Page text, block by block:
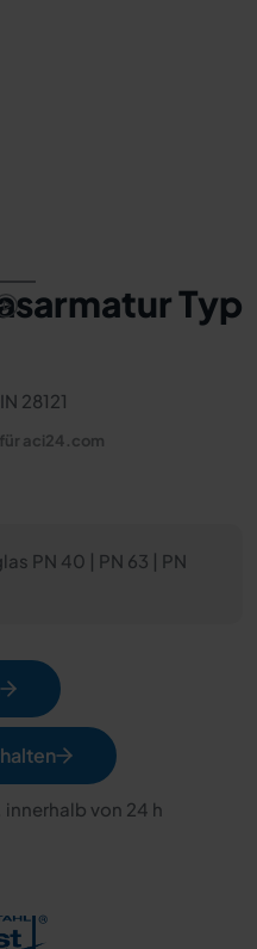
Typ
28121
aci24.com
PN 40 | PN 63 | PN
von 24 h